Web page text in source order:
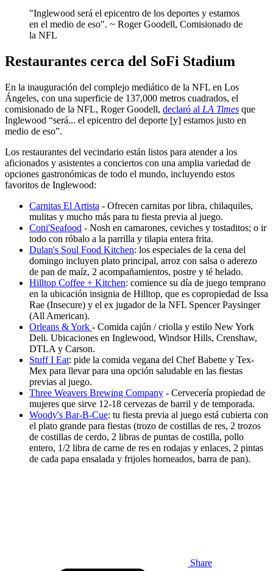
"Inglewood será el epicentro de los deportes y estamos
en el medio de eso". ~ Roger Goodell, Comisionado de
la NFL
Restaurantes cerca del SoFi Stadium
En la inauguración del complejo mediático de la NFL en Los
Ángeles, con una superficie de 137,000 metros cuadrados, el
comisionado de la NFL, Roger Goodell, declaró al LA Times que
Inglewood “será... el epicentro del deporte [y] estamos justo en
medio de eso”.
Los restaurantes del vecindario están listos para atender a los
aficionados y asistentes a conciertos con una amplia variedad de
opciones gastronómicas de todo el mundo, incluyendo estos
favoritos de Inglewood:
Carnitas El Artista - Ofrecen carnitas por libra, chilaquiles,
mulitas y mucho más para tu fiesta previa al juego.
Coni'Seafood - Nosh en camarones, ceviches y tostaditos; o ir
todo con róbalo a la parrilla y tilapia entera frita.
Dulan's Soul Food Kitchen: los especiales de la cena del
domingo incluyen plato principal, arroz con salsa o aderezo
de pan de maíz, 2 acompañamientos, postre y té helado.
Hilltop Coffee + Kitchen: comience su día de juego temprano
en la ubicación insignia de Hilltop, que es copropiedad de Issa
Rae (Insecure) y el ex jugador de la NFL Spencer Paysinger
(All American).
Orleans & York - Comida cajún / criolla y estilo New York
Deli. Ubicaciones en Inglewood, Windsor Hills, Crenshaw,
DTLA y Carson.
Stuff I Eat: pide la comida vegana del Chef Babette y Tex-
Mex para llevar para una opción saludable en las fiestas
previas al juego.
Three Weavers Brewing Company - Cervecería propiedad de
mujeres que sirve 12-18 cervezas de barril y de temporada.
Woody's Bar-B-Cue: tu fiesta previa al juego está cubierta con
el plato grande para fiestas (trozo de costillas de res, 2 trozos
de costillas de cerdo, 2 libras de puntas de costilla, pollo
entero, 1/2 libra de carne de res en rodajas y enlaces, 2 pintas
de cada papa ensalada y frijoles horneados, barra de pan).
Share